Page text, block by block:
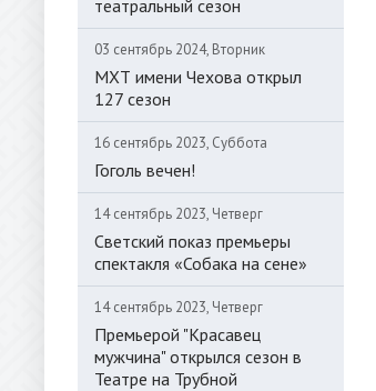
театральный сезон
03 сентябрь 2024, Вторник
МХТ имени Чехова открыл
127 сезон
16 сентябрь 2023, Суббота
Гоголь вечен!
14 сентябрь 2023, Четверг
Светский показ премьеры
спектакля «Собака на сене»
14 сентябрь 2023, Четверг
Премьерой "Красавец
мужчина" открылся сезон в
Театре на Трубной